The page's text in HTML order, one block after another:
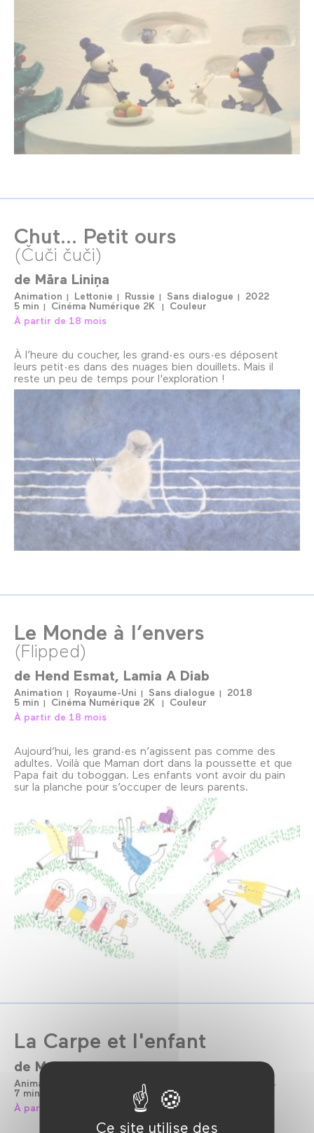
Ce site utilise des
Chut... Petit ours
(Čuči čuči)
de Māra Liniņa
Animation Lettonie Russie Sans dialogue
2022
5 min
Cinéma Numérique 2K
Couleur
À partir de 18 mois
À l’heure du coucher, les grand·es ours·es déposent
leurs petit·es dans des nuages bien douillets. Mais il
reste un peu de temps pour l'exploration !
Le Monde à l’envers
(Flipped)
de Hend Esmat Lamia A Diab
Animation Royaume-Uni Sans dialogue
2018
5 min
Cinéma Numérique 2K
Couleur
À partir de 18 mois
Aujourd’hui, les grand·es n’agissent pas comme des
adultes. Voilà que Maman dort dans la poussette et que
Papa fait du toboggan. Les enfants vont avoir du pain
sur la planche pour s’occuper de leurs parents.
La Carpe et l'enfant
de Morgane Simon Arnaud Demuynck
Animation Belgique
2024
7 min
Cinéma Numérique 2K
Couleur
À partir de 18 mois